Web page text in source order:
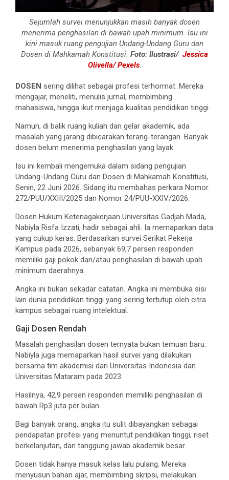
Sejumlah survei menunjukkan masih banyak dosen
menerima penghasilan di bawah upah minimum. Isu ini
kini masuk ruang pengujian Undang-Undang Guru dan
Dosen di Mahkamah Konstitusi. Foto: Ilustrasi/ Jessica
Olivella/ Pexels.
DOSEN sering dilihat sebagai profesi terhormat. Mereka
mengajar, meneliti, menulis jurnal, membimbing
mahasiswa, hingga ikut menjaga kualitas pendidikan tinggi.
Namun, di balik ruang kuliah dan gelar akademik, ada
masalah yang jarang dibicarakan terang-terangan. Banyak
dosen belum menerima penghasilan yang layak.
Isu ini kembali mengemuka dalam sidang pengujian
Undang-Undang Guru dan Dosen di Mahkamah Konstitusi,
Senin, 22 Juni 2026. Sidang itu membahas perkara Nomor
272/PUU/XXIII/2025 dan Nomor 24/PUU-XXIV/2026.
Dosen Hukum Ketenagakerjaan Universitas Gadjah Mada,
Nabiyla Risfa Izzati, hadir sebagai ahli. Ia memaparkan data
yang cukup keras. Berdasarkan survei Serikat Pekerja
Kampus pada 2026, sebanyak 69,7 persen responden
memiliki gaji pokok dan/atau penghasilan di bawah upah
minimum daerahnya.
Angka ini bukan sekadar catatan. Angka ini membuka sisi
lain dunia pendidikan tinggi yang sering tertutup oleh citra
kampus sebagai ruang intelektual.
Gaji Dosen Rendah
Masalah penghasilan dosen ternyata bukan temuan baru.
Nabiyla juga memaparkan hasil survei yang dilakukan
bersama tim akademisi dari Universitas Indonesia dan
Universitas Mataram pada 2023.
Hasilnya, 42,9 persen responden memiliki penghasilan di
bawah Rp3 juta per bulan.
Bagi banyak orang, angka itu sulit dibayangkan sebagai
pendapatan profesi yang menuntut pendidikan tinggi, riset
berkelanjutan, dan tanggung jawab akademik besar.
Dosen tidak hanya masuk kelas lalu pulang. Mereka
menyusun bahan ajar, membimbing skripsi, melakukan